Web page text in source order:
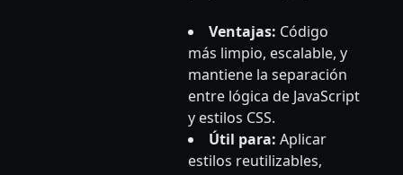
Ventajas: Código
más limpio, escalable, y
mantiene la separación
entre lógica de JavaScript
y estilos CSS.
Útil para: Aplicar
estilos reutilizables,